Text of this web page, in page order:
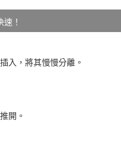
！
入，將其慢慢分離。
開。